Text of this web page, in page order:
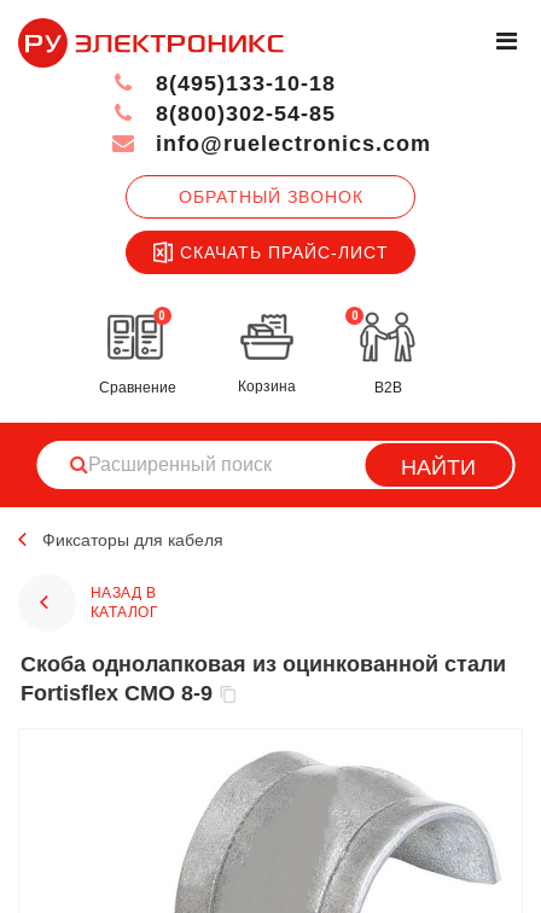
ОБРАТНЫЙ ЗВОНОК
СКАЧАТЬ ПРАЙС-ЛИСТ
8(495)133-10-18
8(800)302-54-85
info@ruelectronics.com
0
Сравнение
0
Корзина B2B
НАЙТИ
Фиксаторы для кабеля
НАЗАД В
КАТАЛОГ
Скоба однолапковая из оцинкованной стали
Fortisflex СМО 8-9